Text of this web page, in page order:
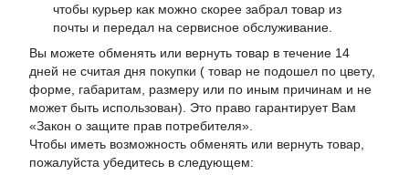
чтобы курьер как можно скорее забрал товар из
почты и передал на сервисное обслуживание.
Вы можете обменять или вернуть товар в течение 14
дней не считая дня покупки ( товар не подошел по цвету,
форме, габаритам, размеру или по иным причинам и не
может быть использован). Это право гарантирует Вам
«Закон о защите прав потребителя».
Чтобы иметь возможность обменять или вернуть товар,
пожалуйста убедитесь в следующем: